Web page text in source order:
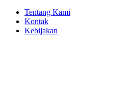
Tentang Kami
Kontak
Kebijakan